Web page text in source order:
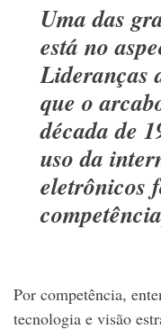
Uma das
está no
Lideranças
que o
década de
uso da
eletrônicos
Por competência,
tecnologia e visão